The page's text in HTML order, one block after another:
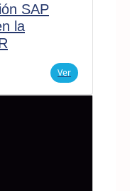
SAP
la
Ver